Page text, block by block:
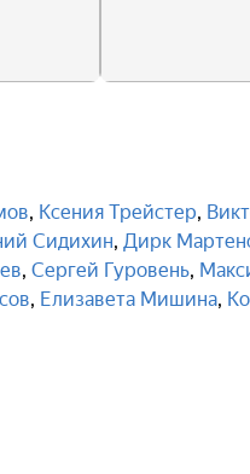
, Ксения Трейстер,
Сидихин, Дирк
, Сергей Гуровень,
, Елизавета Мишина,